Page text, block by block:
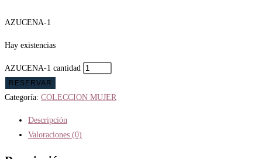
AZUCENA-1
Hay existencias
AZUCENA-1 cantidad
RESERVAR
Categoría: COLECCION MUJER
Descripción
Valoraciones (0)